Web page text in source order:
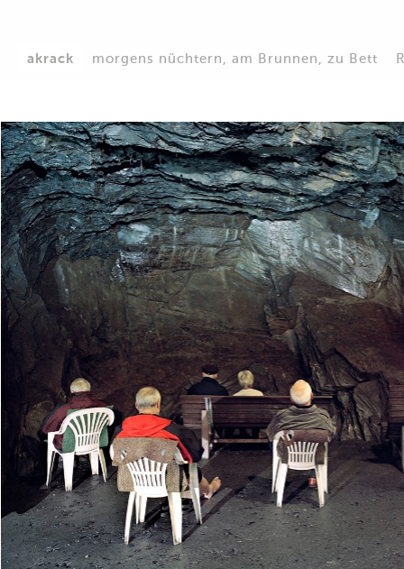
akrack morgens nüchtern, am Brunnen, zu Bett